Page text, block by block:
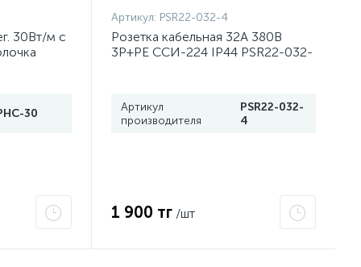
30Вт/м с
30
Артикул: PSR22-032-4
Розетка кабельная 32А 380В
3P+PЕ ССИ-224 IP44 PSR22-032-
Артикул
производителя
PSR22-032-
4
1 900 тг /шт